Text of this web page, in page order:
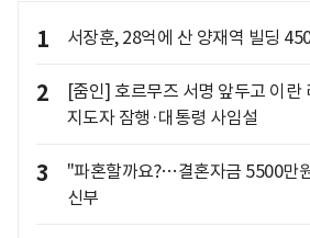
1 서장훈, 28억에 산 양재역 빌딩
2
[줌인] 호르무즈 서명 앞두고 이
지도자 잠행·대통령 사임설
3
"파혼할까요?…결혼자금 5500만
신부